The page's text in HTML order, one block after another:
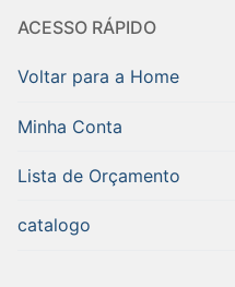
ACESSO RÁPIDO
Voltar para a Home
Minha Conta
Lista de Orçamento
catalogo